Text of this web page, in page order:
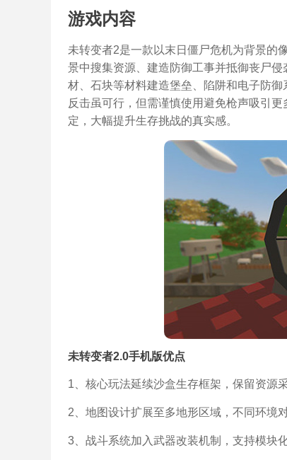
游戏内容
未转变者2是一款以末日僵尸危机为背景的
景中搜集资源、建造防御工事并抵御丧尸
材、石块等材料建造堡垒、陷阱和电子防
反击虽可行，但需谨慎使用避免枪声吸引
定，大幅提升生存挑战的真实感。
未转变者2.0手机版优点
1、核心玩法延续沙盒生存框架，保留资源
2、地图设计扩展至多地形区域，不同环境
3、战斗系统加入武器改装机制，支持模块